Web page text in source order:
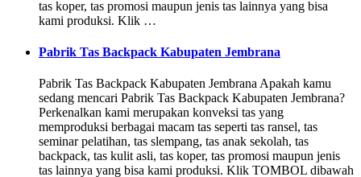
tas koper, tas promosi maupun jenis tas lainnya yang bisa
kami produksi. Klik …
Pabrik Tas Backpack Kabupaten Jembrana
Pabrik Tas Backpack Kabupaten Jembrana Apakah kamu
sedang mencari Pabrik Tas Backpack Kabupaten Jembrana?
Perkenalkan kami merupakan konveksi tas yang
memproduksi berbagai macam tas seperti tas ransel, tas
seminar pelatihan, tas slempang, tas anak sekolah, tas
backpack, tas kulit asli, tas koper, tas promosi maupun jenis
tas lainnya yang bisa kami produksi. Klik TOMBOL dibawah